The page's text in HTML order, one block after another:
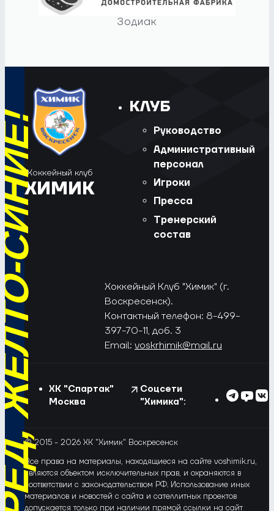
Зодиак
СИНИЕ!
Хоккейный клуб
ХИМИК
КЛУБ
Руководство
Административный
персонал
Игроки
Пресса
Тренерский
состав
Хоккейный Клуб "Химик" (г.
Воскресенск).
Контактный телефон: 8-499-
397-70-11, доб. 3
Email: voskrhimik@mail.ru
ХК "Спартак"
Москва
Соцсети
"Химика":
© 2015 - 2026 ХК "Химик" Воскресенск
Все права на материалы, находящиеся на сайте voshimik.ru,
являются объектом исключительных прав, и охраняются в
соответствии с законодательством РФ. Использование иных
материалов и новостей с сайта и сателлитных проектов
допускается только при наличии прямой ссылки на сайт